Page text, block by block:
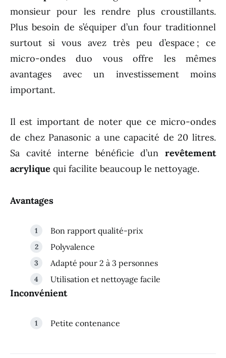
monsieur pour les rendre plus croustillants.
Plus besoin de s’équiper d’un four traditionnel
surtout si vous avez très peu d’espace ; ce
micro-ondes duo vous offre les mêmes
avantages avec un investissement moins
important.
Il est important de noter que ce micro-ondes
de chez Panasonic a une capacité de 20 litres.
Sa cavité interne bénéficie d’un revêtement
acrylique qui facilite beaucoup le nettoyage.
Avantages
Bon rapport qualité-prix
Polyvalence
Adapté pour 2 à 3 personnes
Utilisation et nettoyage facile
Inconvénient
Petite contenance